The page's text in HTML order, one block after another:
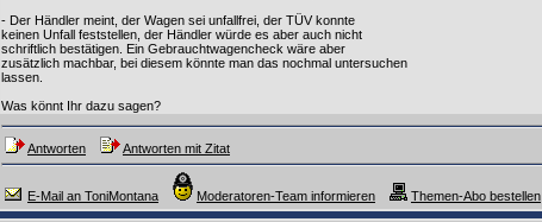
- Der Händler meint, der Wagen sei unfallfrei, der TÜV konnte
keinen Unfall feststellen, der Händler würde es aber auch nicht
schriftlich bestätigen. Ein Gebrauchtwagencheck wäre aber
zusätzlich machbar, bei diesem könnte man das nochmal untersuchen
lassen.
Was könnt Ihr dazu sagen?
Antworten Antworten mit Zitat
E-Mail an ToniMontana Moderatoren-Team informieren Themen-Abo bestellen